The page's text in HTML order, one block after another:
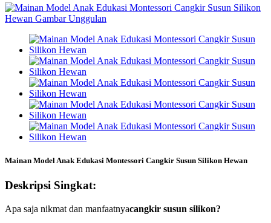
Mainan Model Anak Edukasi Montessori Cangkir Susun Silikon Hewan
Deskripsi Singkat:
Apa saja nikmat dan manfaatnyacangkir susun silikon?